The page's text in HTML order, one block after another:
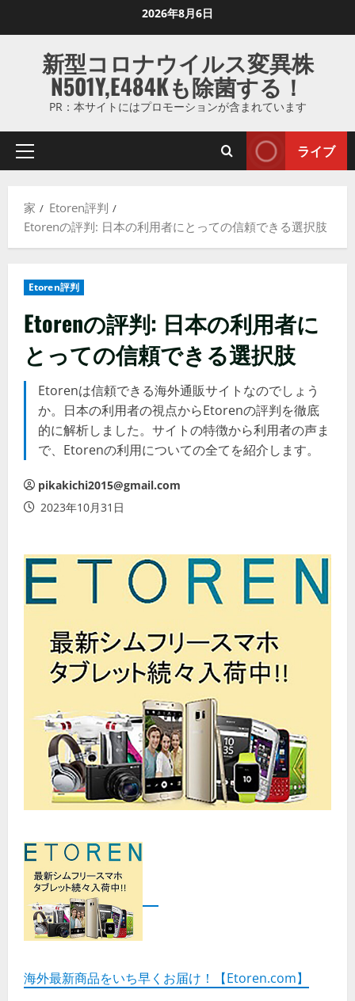
ス
ッ
す
2026年8月6日
新型コロナウイルス変異株
N501Y,E484Kも除菌する！
PR：本サイトにはプロモーションが含まれています
プ
マ
リ
ュ
ー
ライブ
家
Etoren評判
Etorenの評判: 日本の利用者にとっての信頼できる選択肢
Etoren評判
Etorenの評判: 日本の利用者に
とっての信頼できる選択肢
Etorenは信頼できる海外通販サイトなのでしょう
か。日本の利用者の視点からEtorenの評判を徹底
的に解析しました。サイトの特徴から利用者の声ま
で、Etorenの利用についての全てを紹介します。
pikakichi2015@gmail.com
2023年10月31日
海外最新商品をいち早くお届け！【Etoren.com】